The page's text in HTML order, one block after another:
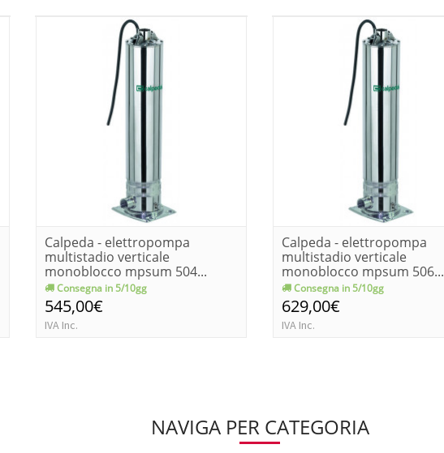
Calpeda - elettropompa
multistadio verticale
monoblocco mpsum 504...
Consegna in 5/10gg
545,00€
IVA Inc.
Calpeda - elettropompa
multistadio verticale
monoblocco mpsum 506...
Consegna in 5/10gg
629,00€
IVA Inc.
NAVIGA PER CATEGORIA